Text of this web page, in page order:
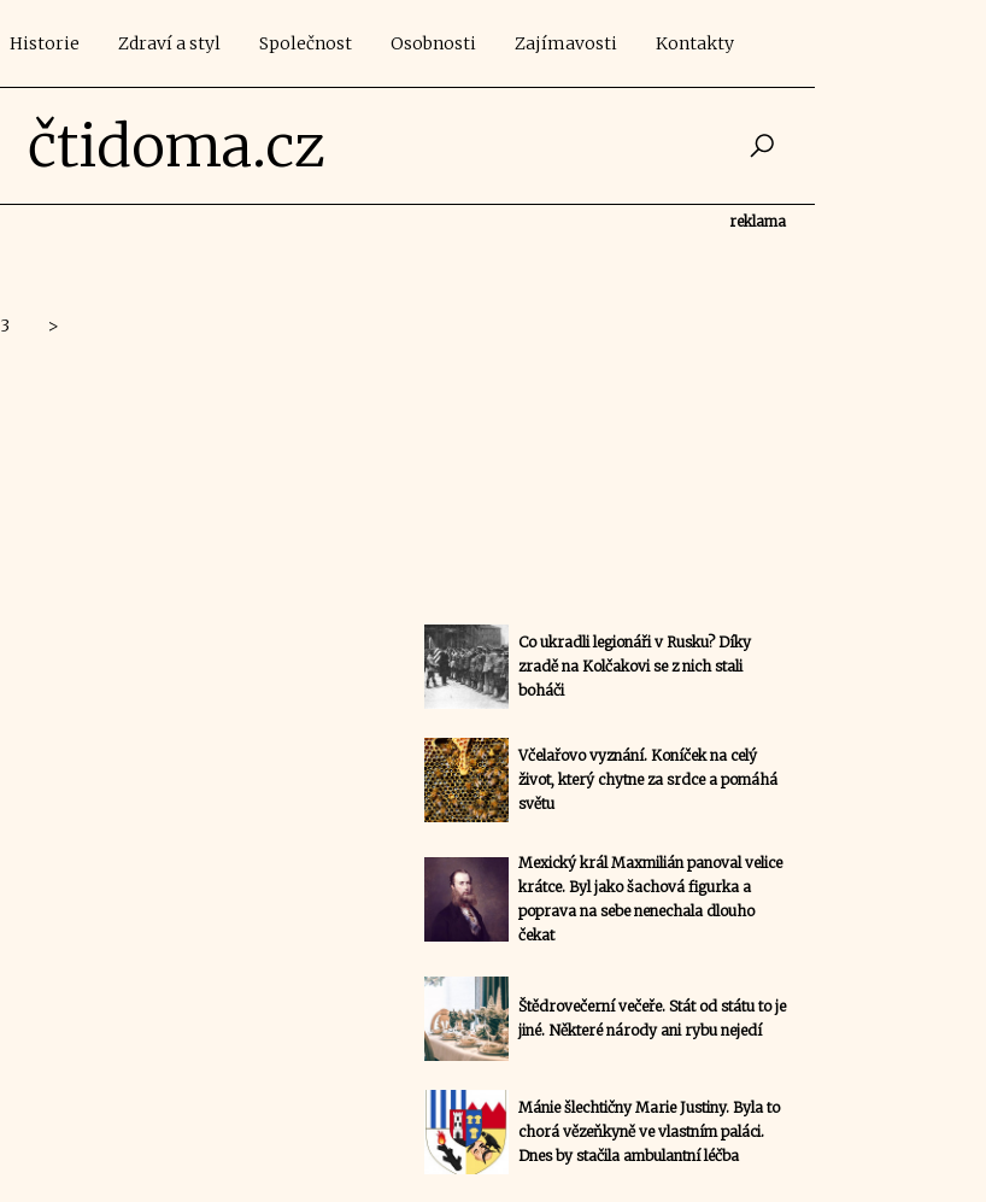
Historie Zdraví a styl Společnost Osobnosti Zajímavosti Kontakty
čtidoma.cz
3 >
reklama
Co ukradli legionáři v Rusku? Díky
zradě na Kolčakovi se z nich stali
boháči
Včelařovo vyznání. Koníček na celý
život, který chytne za srdce a pomáhá
světu
Mexický král Maxmilián panoval velice
krátce. Byl jako šachová figurka a
poprava na sebe nenechala dlouho
čekat
Štědrovečerní večeře. Stát od státu to je
jiné. Některé národy ani rybu nejedí
Mánie šlechtičny Marie Justiny. Byla to
chorá vězeňkyně ve vlastním paláci.
Dnes by stačila ambulantní léčba